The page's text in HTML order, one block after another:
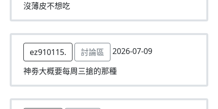
沒薄皮不想吃
ez910115. 討論區
2026-07-09
神劵大概要每周三搶的那種